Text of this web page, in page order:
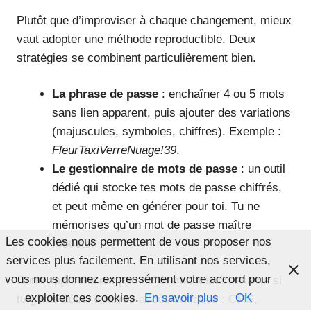
Plutôt que d’improviser à chaque changement, mieux
vaut adopter une méthode reproductible. Deux
stratégies se combinent particulièrement bien.
La phrase de passe : enchaîner 4 ou 5 mots
sans lien apparent, puis ajouter des variations
(majuscules, symboles, chiffres). Exemple :
FleurTaxiVerreNuage!39.
Le gestionnaire de mots de passe : un outil
dédié qui stocke tes mots de passe chiffrés,
et peut même en générer pour toi. Tu ne
mémorises qu’un mot de passe maître
robuste.
Cette approche est particulièrement intéressante si
tu gères aussi d’autres accès critiques : CMS,
Les cookies nous permettent de vous proposer nos
services plus facilement. En utilisant nos services,
vous nous donnez expressément votre accord pour
exploiter ces cookies. En savoir plus OK